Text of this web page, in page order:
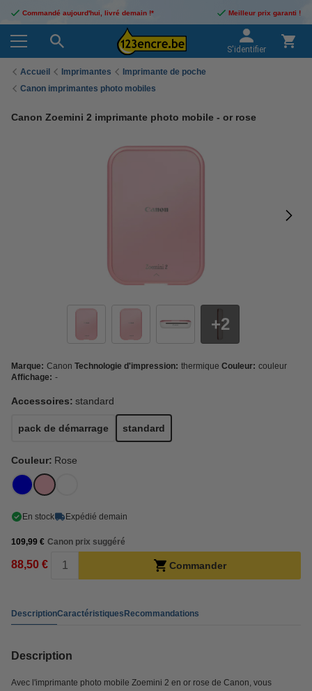
Commandé aujourd'hui, livré demain !* Meilleur prix garanti !
S'identifier
Accueil Imprimantes
Imprimante de poche
Canon imprimantes photo mobiles
Canon Zoemini 2 imprimante photo mobile - or rose
2
Marque: Canon Technologie d'impression: thermique Couleur: couleur
Affichage: -
Accessoires: standard
pack de démarrage standard
Couleur: Rose
En stock Expédié demain
109,99 € Canon prix suggéré
88,50 € Commander
DescriptionCaractéristiquesRecommandations
Description
Avec l'imprimante photo mobile Zoemini 2 en or rose de Canon, vous